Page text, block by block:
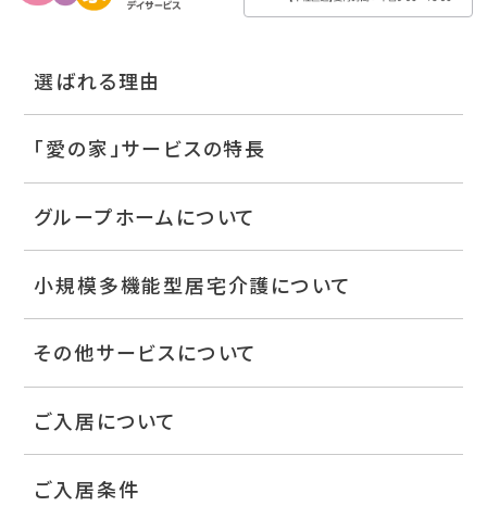
選ばれる理由
「愛の家」サービスの特長
グループホームについて
小規模多機能型居宅介護について
その他サービスについて
ご入居について
ご入居条件